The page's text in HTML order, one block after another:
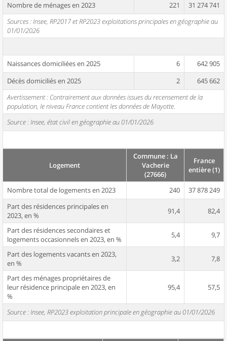
Nombre de ménages en 2023 221
31 274 741
Sources : Insee, RP2017 et RP2023 exploitations principales en géographie au
01/01/2026
Naissances domiciliées en 2025 6
642 905
Décès domiciliés en 2025
2
645 662
Avertissement : Contrairement aux données issues du recensement de la
population, le niveau France contient les données de Mayotte.
Source : Insee, état civil en géographie au 01/01/2026
Logement
Commune : La
Vacherie
(27666)
France
entière (1)
Nombre total de logements en 2023 240
37 878 249
Part des résidences principales en
2023, en %
91,4 82,4
Part des résidences secondaires et
logements occasionnels en 2023, en %
5,4 9,7
Part des logements vacants en 2023,
en %
3,2 7,8
Part des ménages propriétaires de
leur résidence principale en 2023, en
%
95,4 57,5
Source : Insee, RP2023 exploitation principale en géographie au 01/01/2026